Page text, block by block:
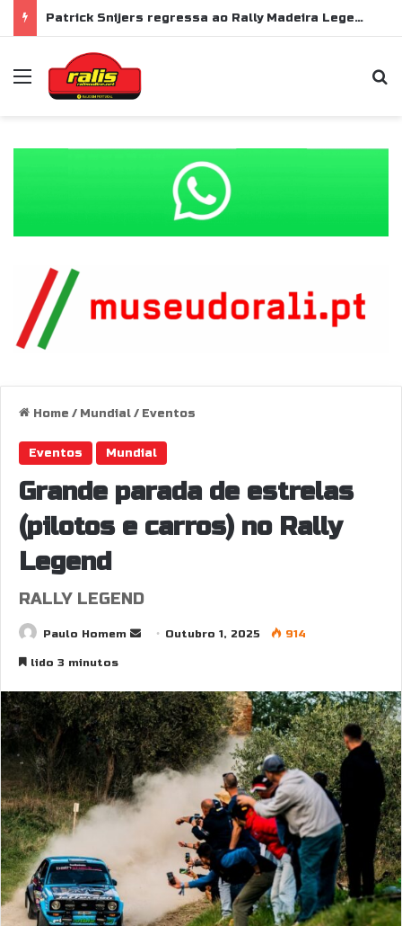
Patrick Snijers regressa ao Rally Madeira Legend com Ford Sierra RS Cosworth
Menu
Home / Mundial/ Eventos
Eventos Mundial
Grande parada de estrelas
(pilotos e carros) no Rally
Legend
RALLY LEGEND
Paulo Homem
SendOutubro 1, 2025 914
lido 3 minutos